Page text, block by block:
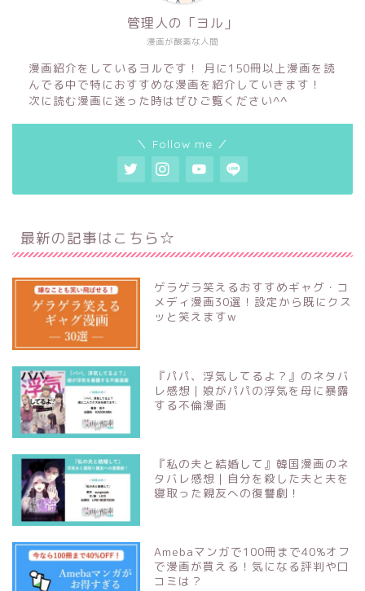
漫画が酸素な人間
管理人の「ヨル」
漫画紹介をしているヨルです！ 月に150冊以上漫画を読
んでる中で特におすすめな漫画を紹介していきます！
次に読む漫画に迷った時はぜひご覧ください^^
＼ Follow me ／
最新の記事はこちら☆
ゲラゲラ笑えるおすすめギャグ・コ
メディ漫画30選！設定から既にクス
ッと笑えますw
『パパ、浮気してるよ？』のネタバ
レ感想｜娘がパパの浮気を母に暴露
する不倫漫画
『私の夫と結婚して』韓国漫画のネ
タバレ感想｜自分を殺した夫と夫を
寝取った親友への復讐劇！
Amebaマンガで100冊まで40%オフ
で漫画が買える！気になる評判や口
コミは？